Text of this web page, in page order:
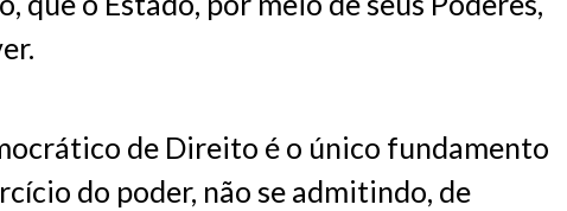
de Direito é o único fundamento
do poder, não se admitindo, de